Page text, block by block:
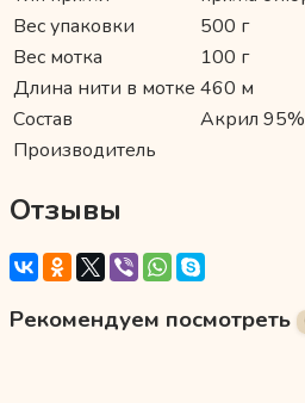
Вес упаковки
500 г
Вес мотка
100 г
Длина нити в мотке 460 м
Состав
Акрил
Производитель
Отзывы
Рекомендуем посмотреть